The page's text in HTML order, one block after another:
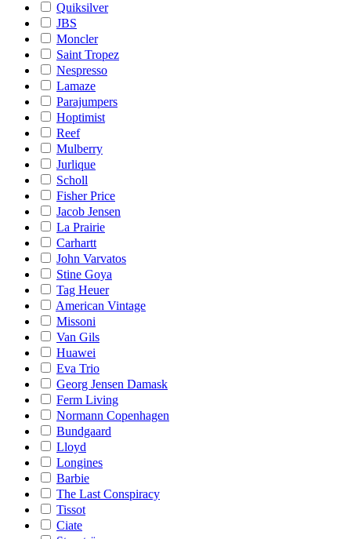
Quiksilver
JBS
Moncler
Saint Tropez
Nespresso
Lamaze
Parajumpers
Hoptimist
Reef
Mulberry
Jurlique
Scholl
Fisher Price
Jacob Jensen
La Prairie
Carhartt
John Varvatos
Stine Goya
Tag Heuer
American Vintage
Missoni
Van Gils
Huawei
Eva Trio
Georg Jensen Damask
Ferm Living
Normann Copenhagen
Bundgaard
Lloyd
Longines
Barbie
The Last Conspiracy
Tissot
Ciate